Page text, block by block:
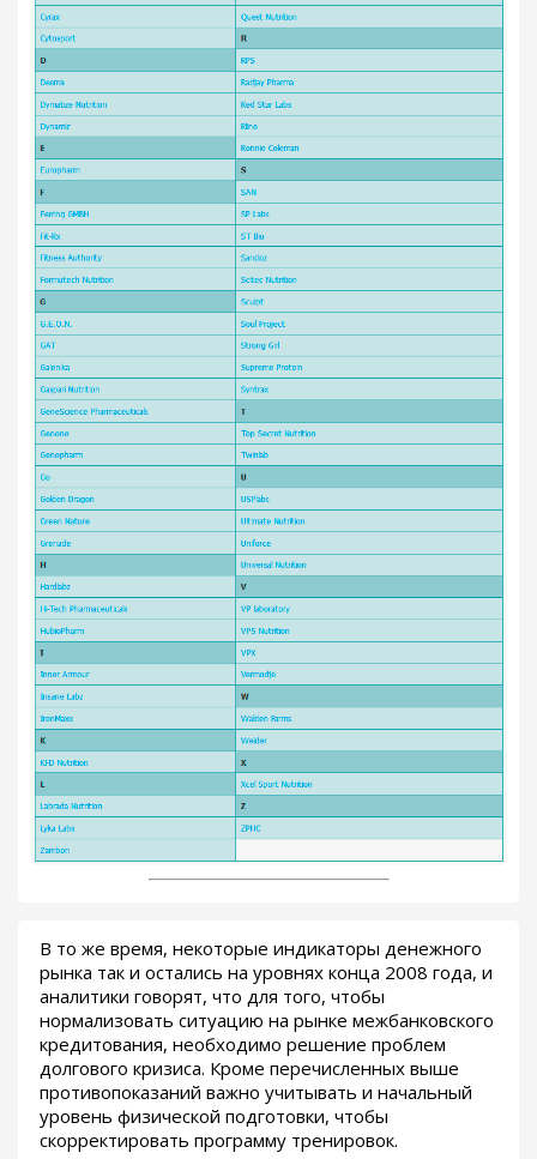
В то же время, некоторые индикаторы денежного
рынка так и остались на уровнях конца 2008 года, и
аналитики говорят, что для того, чтобы
нормализовать ситуацию на рынке межбанковского
кредитования, необходимо решение проблем
долгового кризиса. Кроме перечисленных выше
противопоказаний важно учитывать и начальный
уровень физической подготовки, чтобы
скорректировать программу тренировок.